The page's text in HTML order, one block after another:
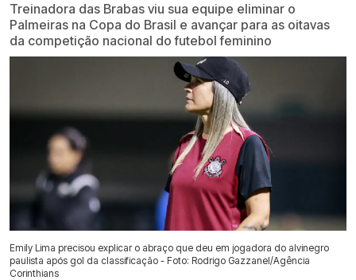
Treinadora das Brabas viu sua equipe eliminar o
Palmeiras na Copa do Brasil e avançar para as oitavas
da competição nacional do futebol feminino
Emily Lima precisou explicar o abraço que deu em jogadora do alvinegro
paulista após gol da classificação - Foto: Rodrigo Gazzanel/Agência
Corinthians